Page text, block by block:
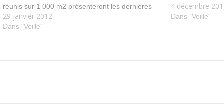
réunis sur 1 000 m2 présenteront les dernières
innovations appliquées au e-tourisme : écrans
3D, table numérique, réalité augmentée,…
29 janvier 2012
Dans "Veille"
working on
tags: Actualité
4 décembre
Dans "Veille"